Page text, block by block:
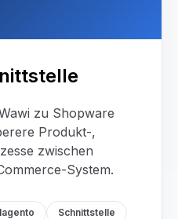
zu Shopware
Produkt-,
zwischen
System.
Schnittstelle